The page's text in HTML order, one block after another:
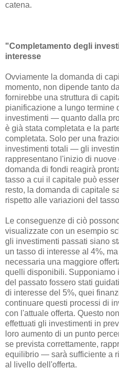
catena.
"Completamento degli
interesse
Ovviamente la domanda di
momento, non dipende tanto
fornirebbe una struttura di
pianificazione a lungo termine
investimenti — quanto dalla
è già stata completata e la
completata. Solo per una
investimenti totali — gli
rappresentano l'inizio di
domanda di fondi reagirà
tasso a cui il capitale può
resto, la domanda di capitale
rispetto alle variazioni del
Le conseguenze di ciò
visualizzate con un esempio
gli investimenti passati siano
un tasso di interesse al 4%,
necessaria una maggiore
quelli disponibili. Supponiamo
del passato fossero stati
di interesse del 5%, quei
continuare questi processi di
con l'attuale offerta. Questo
effettuati gli investimenti in
loro aumento di un punto
se prevista correttamente,
equilibrio — sarà sufficiente a
al livello dell'offerta.